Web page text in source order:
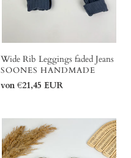
Wide Rib Leggings faded Jeans
VERKÄUFER
SOONES HANDMADE
Normaler
von €21,45 EUR
Frotte
Sweatshirt
Icecream